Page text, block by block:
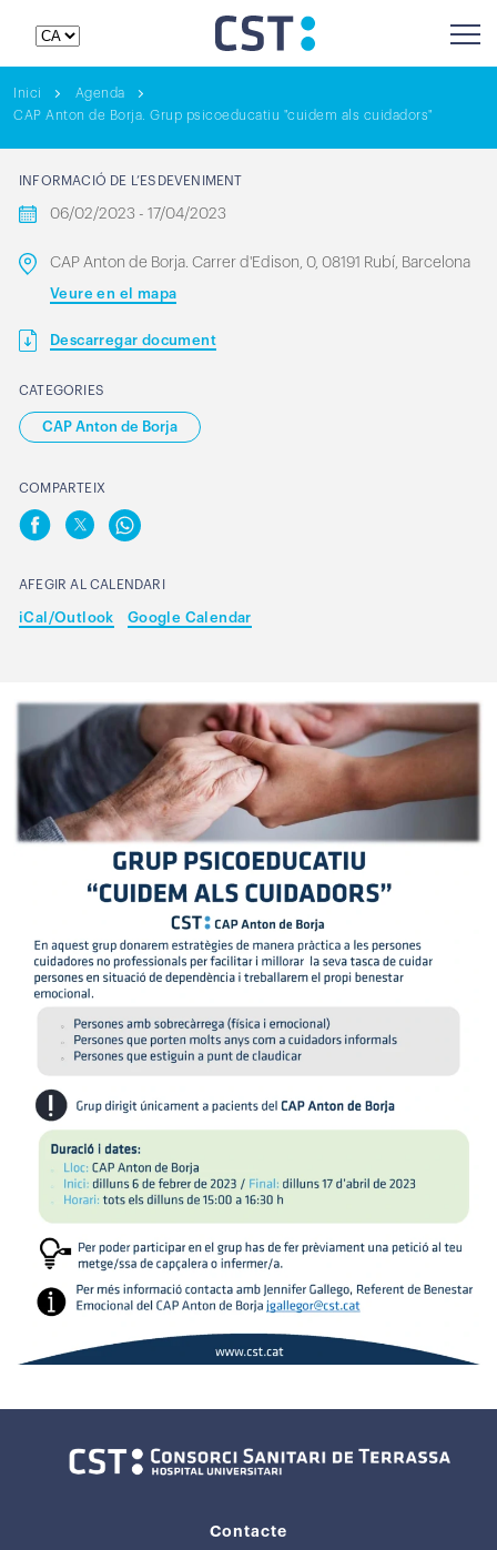
Inici
Agenda
CAP Anton de Borja. Grup psicoeducatiu "cuidem als cuidadors"
INFORMACIÓ DE L’ESDEVENIMENT
06/02/2023 - 17/04/2023
CAP Anton de Borja. Carrer d'Edison, 0, 08191 Rubí, Barcelona
Veure en el mapa
Descarregar document
CATEGORIES
CAP Anton de Borja
COMPARTEIX
AFEGIR AL CALENDARI
iCal/Outlook Google Calendar
Contacte